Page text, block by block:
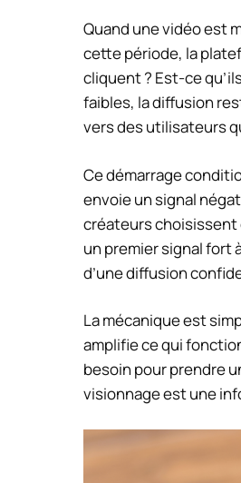
Quand une vidéo est
cette période, la
cliquent ? Est-ce
faibles, la diffusion
vers des utilisateurs
Ce démarrage
envoie un signal
créateurs choisissent
un premier signal fort
d’une diffusion
La mécanique est
amplifie ce qui
besoin pour prendre
visionnage est une